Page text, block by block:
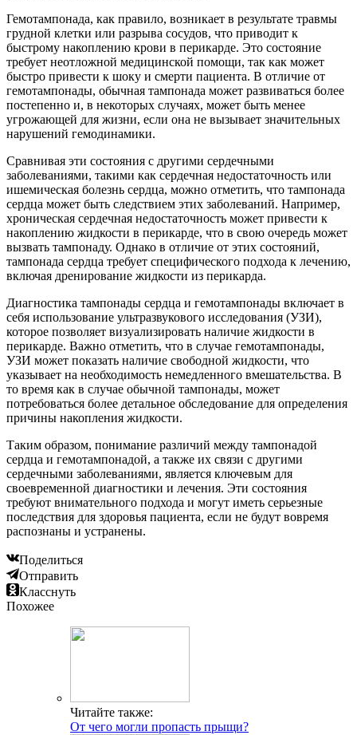
Гемотампонада, как правило, возникает в результате травмы
грудной клетки или разрыва сосудов, что приводит к
быстрому накоплению крови в перикарде. Это состояние
требует неотложной медицинской помощи, так как может
быстро привести к шоку и смерти пациента. В отличие от
гемотампонады, обычная тампонада может развиваться более
постепенно и, в некоторых случаях, может быть менее
угрожающей для жизни, если она не вызывает значительных
нарушений гемодинамики.
Сравнивая эти состояния с другими сердечными
заболеваниями, такими как сердечная недостаточность или
ишемическая болезнь сердца, можно отметить, что тампонада
сердца может быть следствием этих заболеваний. Например,
хроническая сердечная недостаточность может привести к
накоплению жидкости в перикарде, что в свою очередь может
вызвать тампонаду. Однако в отличие от этих состояний,
тампонада сердца требует специфического подхода к лечению,
включая дренирование жидкости из перикарда.
Диагностика тампонады сердца и гемотампонады включает в
себя использование ультразвукового исследования (УЗИ),
которое позволяет визуализировать наличие жидкости в
перикарде. Важно отметить, что в случае гемотампонады,
УЗИ может показать наличие свободной жидкости, что
указывает на необходимость немедленного вмешательства. В
то время как в случае обычной тампонады, может
потребоваться более детальное обследование для определения
причины накопления жидкости.
Таким образом, понимание различий между тампонадой
сердца и гемотампонадой, а также их связи с другими
сердечными заболеваниями, является ключевым для
своевременной диагностики и лечения. Эти состояния
требуют внимательного подхода и могут иметь серьезные
последствия для здоровья пациента, если не будут вовремя
распознаны и устранены.
Поделиться
Отправить
Класснуть
Похожее
Читайте также:
От чего могли пропасть прыщи?